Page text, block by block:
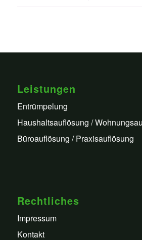
Leistungen
Entrümpelung
Haushaltsauflösung /
Büroauflösung / Praxisauflösung
Rechtliches
Impressum
Kontakt